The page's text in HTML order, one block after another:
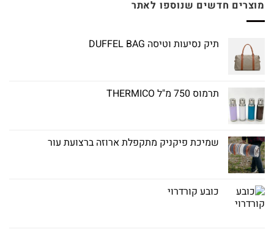
מוצרים חדשים שנוספו לאתר
תיק נסיעות וטיסה DUFFEL BAG
תרמוס 750 מ"ל THERMICO
שמיכת פיקניק מתקפלת ארוזה ברצועת עור
כובע קורדרוי